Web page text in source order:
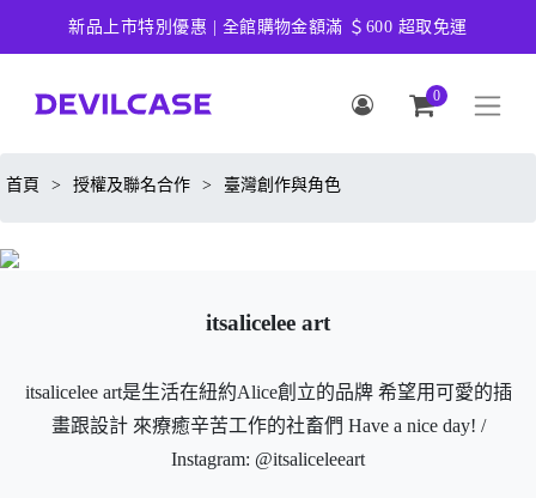
新品上市特別優惠 | 全館購物金額滿 ＄600 超取免運
0
首頁 > 授權及聯名合作 > 臺灣創作與角色
itsalicelee art
itsalicelee art是生活在紐約Alice創立的品牌 希望用可愛的插
畫跟設計 來療癒辛苦工作的社畜們 Have a nice day! /
Instagram: @itsaliceleeart